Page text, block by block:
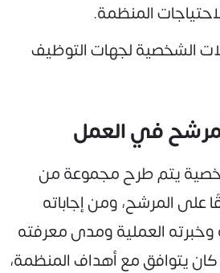
المنظمة.
الشخصية لجهات التوظيف
يتم طرح مجموعة من
على المرشح، ومن إجاباته
العملية ومدى معرفته
كان يتوافق مع أهداف المنظمة،